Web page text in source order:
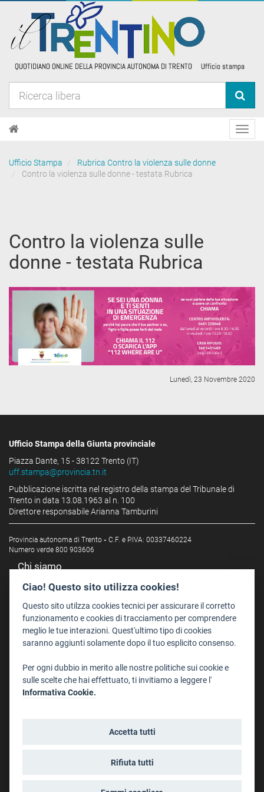
Ufficio Stampa
Rubrica Contro la violenza sulle donne
Contro la violenza sulle donne - testata Rubrica
Contro la violenza sulle
donne - testata Rubrica
Lunedì, 23 Novembre 2020
Ufficio Stampa della Giunta provinciale
Piazza Dante, 15 - 38122 Trento (IT)
uff.stampa@provincia.tn.it
Pubblicazione iscritta nel registro della stampa del Tribunale di
Trento in data 13.08.1963 al n. 100
Direttore responsabile Arianna Tamburini
Provincia autonoma di Trento - C.F. e P.IVA: 00337460224
Numero verde 800 903606
Chi siamo
Redazione
Staff
Format - Centro Audiovisivi
Trentino Film Commission
Dove Siamo
Struttura di riferimento
Ciao! Questo sito utilizza cookies!
Questo sito utilzza cookies tecnici per assicurare il corretto
funzionamento e cookies di tracciamento per comprendere
meglio le tue interazioni. Quest'ultimo tipo di cookies
saranno aggiunti solamente dopo il tuo esplicito consenso.
Per ogni dubbio in merito alle nostre politiche sui cookie e
sulle scelte che hai effettuato, ti invitiamo a leggere l'
Informativa Cookie.
Accetta tutti
Rifiuta tutti